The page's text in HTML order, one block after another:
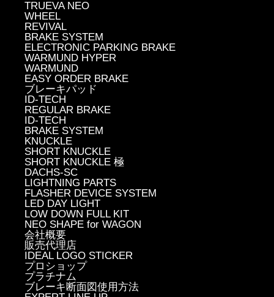
TRUEVA NEO
WHEEL
REVIVAL
BRAKE SYSTEM
ELECTRONIC PARKING BRAKE
WARMUND HYPER
WARMUND
EASY ORDER BRAKE
ブレーキパッド
ID-TECH
REGULAR BRAKE
ID-TECH
BRAKE SYSTEM
KNUCKLE
SHORT KNUCKLE
SHORT KNUCKLE 極
DACHS-SC
LIGHTNING PARTS
FLASHER DEVICE SYSTEM
LED DAY LIGHT
LOW DOWN FULL KIT
NEO SHAPE for WAGON
会社概要
販売代理店
IDEAL LOGO STICKER
プロショップ
プラチナム
ブレーキ断面図使用方法